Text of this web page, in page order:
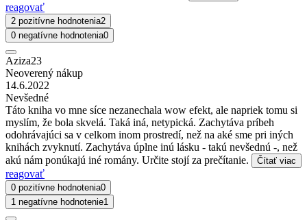
reagovať
2 pozitívne hodnotenia2
0 negatívne hodnotenia0
Aziza23
Neoverený nákup
14.6.2022
Nevšedné
Táto kniha vo mne síce nezanechala wow efekt, ale napriek tomu si
myslím, že bola skvelá. Taká iná, netypická. Zachytáva príbeh
odohrávajúci sa v celkom inom prostredí, než na aké sme pri iných
knihách zvyknutí. Zachytáva úplne inú lásku - takú nevšednú -, než
akú nám ponúkajú iné romány. Určite stojí za prečítanie.
Čítať viac
reagovať
0 pozitívne hodnotenia0
1 negatívne hodnotenie1